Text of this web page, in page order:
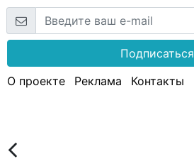
Подписаться
О проекте
Реклама Контакты